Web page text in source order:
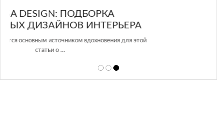
GLAZOV DESIGN GROUP – УНИКАЛЬНЫЙ
ПОДХОД К ДИЗАЙНУ
Glazov Design Group- это одна из лучших студий дизайна интерьера